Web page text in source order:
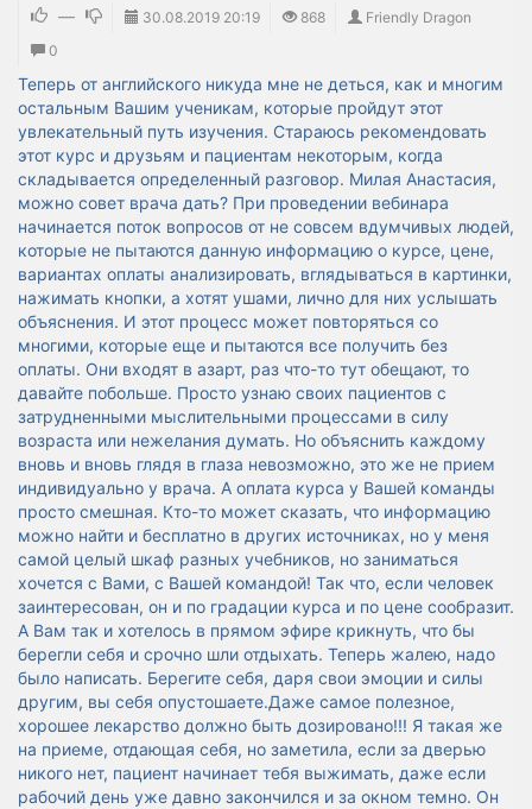
— 30.08.2019 20:19 868
Friendly Dragon
0
Теперь от английского никуда мне не деться, как и многим
остальным Вашим ученикам, которые пройдут этот
увлекательный путь изучения. Стараюсь рекомендовать
этот курс и друзьям и пациентам некоторым, когда
складывается определенный разговор. Милая Анастасия,
можно совет врача дать? При проведении вебинара
начинается поток вопросов от не совсем вдумчивых людей,
которые не пытаются данную информацию о курсе, цене,
вариантах оплаты анализировать, вглядываться в картинки,
нажимать кнопки, а хотят ушами, лично для них услышать
объяснения. И этот процесс может повторяться со
многими, которые еще и пытаются все получить без
оплаты. Они входят в азарт, раз что-то тут обещают, то
давайте побольше. Просто узнаю своих пациентов с
затрудненными мыслительными процессами в силу
возраста или нежелания думать. Но объяснить каждому
вновь и вновь глядя в глаза невозможно, это же не прием
индивидуально у врача. А оплата курса у Вашей команды
просто смешная. Кто-то может сказать, что информацию
можно найти и бесплатно в других источниках, но у меня
самой целый шкаф разных учебников, но заниматься
хочется с Вами, с Вашей командой! Так что, если человек
заинтересован, он и по градации курса и по цене сообразит.
А Вам так и хотелось в прямом эфире крикнуть, что бы
берегли себя и срочно шли отдыхать. Теперь жалею, надо
было написать. Берегите себя, даря свои эмоции и силы
другим, вы себя опустошаете.Даже самое полезное,
хорошее лекарство должно быть дозировано!!! Я такая же
на приеме, отдающая себя, но заметила, если за дверью
никого нет, пациент начинает тебя выжимать, даже если
рабочий день уже давно закончился и за окном темно. Он